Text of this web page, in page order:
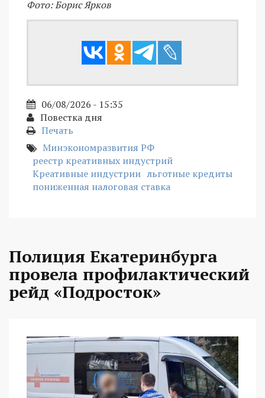
Фото: Борис Ярков
06/08/2026 - 15:35
Повестка дня
Печать
Минэкономразвития РФ
реестр креативных индустрий
Креативные индустрии льготные кредиты
пониженная налоговая ставка
Полиция Екатеринбурга
провела профилактический
рейд «Подросток»